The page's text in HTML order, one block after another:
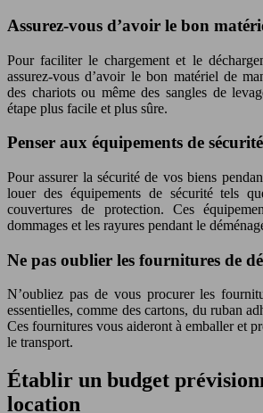
Assurez-vous d’avoir le bon
Pour faciliter le chargement et le
assurez-vous d’avoir le bon matériel de
des chariots ou même des sangles de
étape plus facile et plus sûre.
Penser aux équipements de sécurité
Pour assurer la sécurité de vos biens
louer des équipements de sécurité tels
couvertures de protection. Ces
dommages et les rayures pendant le
Ne pas oublier les fournitures de
N’oubliez pas de vous procurer les
essentielles, comme des cartons, du ruban
Ces fournitures vous aideront à emballer et
le transport.
Établir un budget
location